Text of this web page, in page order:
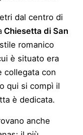
dal centro di
Chiesetta di San
romanico
è situato era
collegata con
qui si compì il
è dedicata.
anche